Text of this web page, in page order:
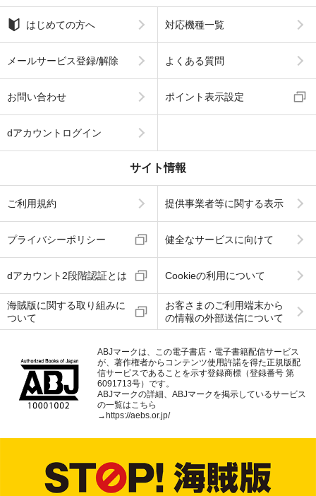
はじめての方へ 対応機種一覧
メールサービス登録/解除 よくある質問
お問い合わせ ポイント表示設定
dアカウントログイン
サイト情報
ご利用規約 提供事業者等に関する表示
プライバシーポリシー 健全なサービスに向けて
dアカウント2段階認証とは Cookieの利用について
海賊版に関する取り組みに
ついて
お客さまのご利用端末から
の情報の外部送信について
ABJマークは、この電子書店・電子書籍配信サービス
が、著作権者からコンテンツ使用許諾を得た正規版配
信サービスであることを示す登録商標（登録番号 第
6091713号）です。
ABJマークの詳細、ABJマークを掲示しているサービス
の一覧はこちら
→ https://aebs.or.jp/